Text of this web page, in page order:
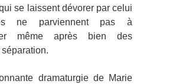
se laissent dévorer par celui
ne parviennent pas à
même après bien des
dramaturgie de Marie